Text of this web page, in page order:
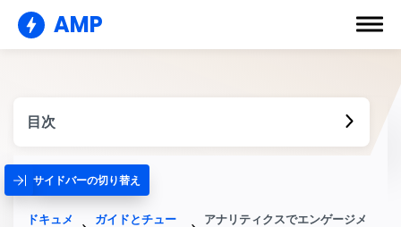
AMP
目次
サイドバーの切り替え
ドキュメ
ガイドとチュー
アナリティクスでエンゲージメ